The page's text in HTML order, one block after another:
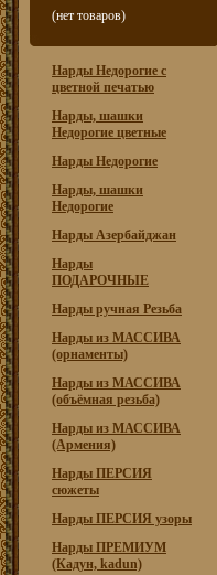
(нет товаров)
Нарды Недорогие с
цветной печатью
Нарды, шашки
Недорогие цветные
Нарды Недорогие
Нарды, шашки
Недорогие
Нарды Азербайджан
Нарды
ПОДАРОЧНЫЕ
Нарды ручная Резьба
Нарды из МАССИВА
(орнаменты)
Нарды из МАССИВА
(объёмная резьба)
Нарды из МАССИВА
(Армения)
Нарды ПЕРСИЯ
сюжеты
Нарды ПЕРСИЯ узоры
Нарды ПРЕМИУМ
(Кадун, kadun)